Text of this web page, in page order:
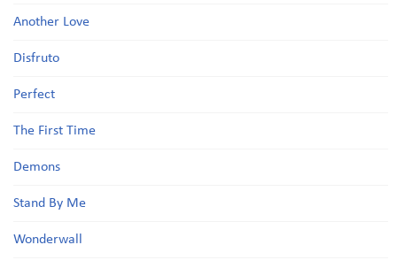
Another Love
Disfruto
Perfect
The First Time
Demons
Stand By Me
Wonderwall